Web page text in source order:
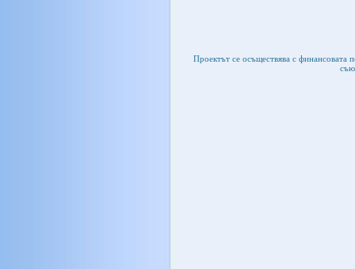
Проектът се осъществява с финансовата